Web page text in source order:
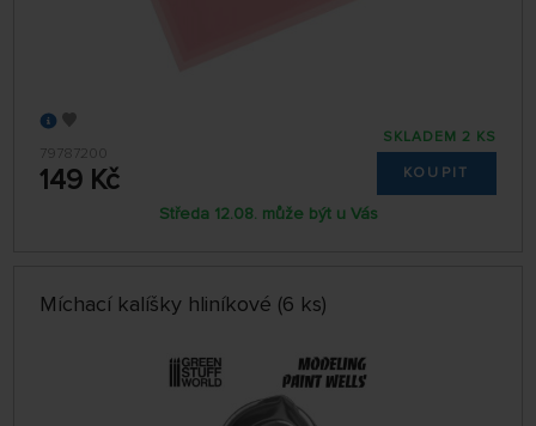
79787200
149 Kč
SKLADEM 2 KS
KOUPIT
Středa 12.08. může být u Vás
Míchací kalíšky hliníkové (6 ks)